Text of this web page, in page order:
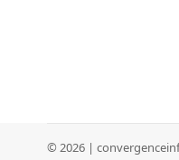
© 2026 |